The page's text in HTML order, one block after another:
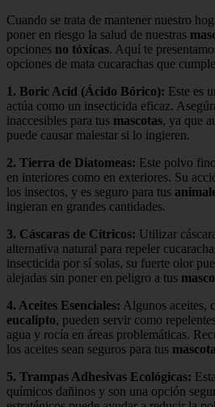
Cuando se trata de mantener nuestro
poner en riesgo la salud de nuestras
opciones no tóxicas. Aquí te
opciones de mata cucarachas que
1. Boric Acid (Ácido Bórico): Este es
actúa como un insecticida eficaz.
inaccesibles para tus mascotas, ya que
puede causar malestar si lo ingieren.
2. Tierra de Diatomeas: Este polvo
en interiores como en exteriores. Su
los insectos, y es seguro para tus
ingieran en grandes cantidades.
3. Cáscaras de Cítricos: Utilizar
alternativa natural para repeler
insecticida por sí solas, su fuerte olor
alejadas sin poner en peligro a tus
4. Aceites Esenciales: Algunos aceites,
eucalipto, pueden servir como
agua y rocía en áreas problemáticas.
los aceites sean seguros para tus
5. Trampas Adhesivas Ecológicas:
químicos dañinos y son una opción